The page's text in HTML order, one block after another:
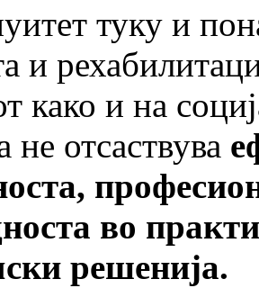
туку и
и
како и на
не отсаствува
во
решенија.